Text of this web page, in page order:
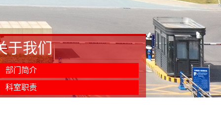
于我们
部门简介
科室职责